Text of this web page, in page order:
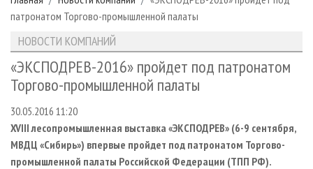
РУБРИКИ ЖУРНАЛА
ЛЕСНОЕ ХОЗЯЙСТВО
ЛЕСОЗАГОТОВКА
ЛЕСОПИЛЕНИЕ
СУШКА ДРЕВЕСИНЫ
ПРОИЗВОДСТВО ДРЕВЕСНЫХ ПЛИТ
НОВОСТИ
КАЛЕНДАРЬ СОБЫТИЙ
НОВОСТИ ЛПК
НОВОСТИ ЖУРНАЛА
ПРОЕКТЫ ЛПИ
АНАЛИТИКА
ПРЕДПРИЯТИЯ ЛПК
ПЕРСОНЫ
МОБИЛЬНЫЕ ВЫСТАВКИ
АРХИВ
АРХИВ ЖУРНАЛОВ
СТАТЬИ
О ЖУРНАЛЕ
ПОДПИСКА
КОНТАКТЫ
РЕКЛАМОДАТЕЛЯМ
РЕКЛАМА
РЕКЛАМА НА САЙТЕ
патронатом Торгово-промышленной палаты
НОВОСТИ КОМПАНИЙ
«ЭКСПОДРЕВ-2016» пройдет под патронатом
Торгово-промышленной палаты
30.05.2016 11:20
XVIII лесопромышленная выставка «ЭКСПОДРЕВ» (6-9 сентября,
МВДЦ «Сибирь») впервые пройдет под патронатом Торгово-
промышленной палаты Российской Федерации (ТПП РФ).